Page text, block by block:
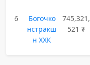
6
Богочко
нстракш
н ХХК
745,321,
521 ₮